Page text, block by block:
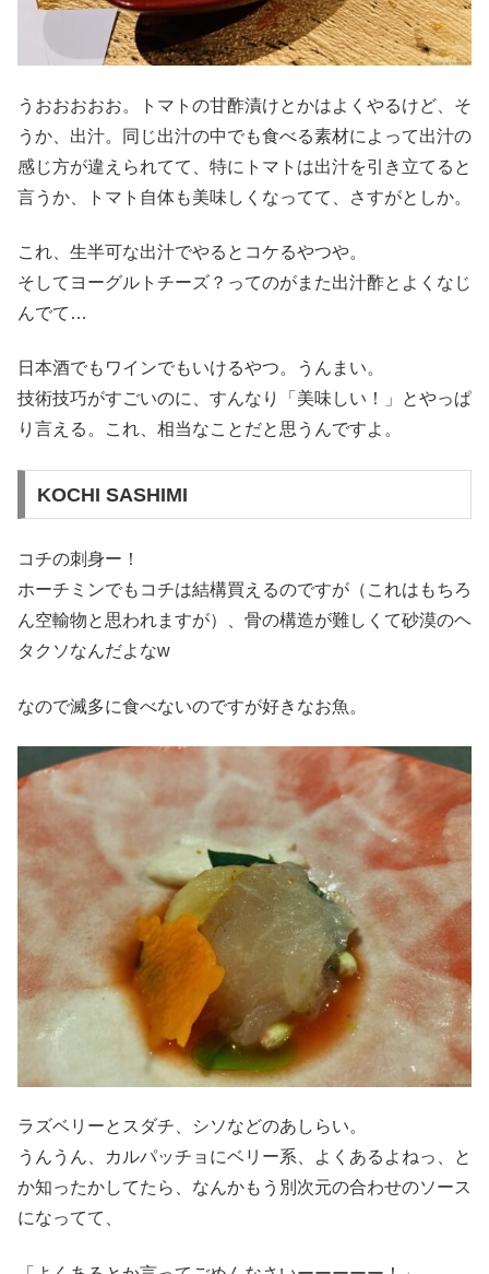
うおおおおお。トマトの甘酢漬けとかはよくやるけど、そ
うか、出汁。同じ出汁の中でも食べる素材によって出汁の
感じ方が違えられてて、特にトマトは出汁を引き立てると
言うか、トマト自体も美味しくなってて、さすがとしか。
これ、生半可な出汁でやるとコケるやつや。
そしてヨーグルトチーズ？ってのがまた出汁酢とよくなじ
んでて…
日本酒でもワインでもいけるやつ。うんまい。
技術技巧がすごいのに、すんなり「美味しい！」とやっぱ
り言える。これ、相当なことだと思うんですよ。
KOCHI SASHIMI
コチの刺身ー！
ホーチミンでもコチは結構買えるのですが（これはもちろ
ん空輸物と思われますが）、骨の構造が難しくて砂漠のヘ
タクソなんだよなw
なので滅多に食べないのですが好きなお魚。
ラズベリーとスダチ、シソなどのあしらい。
うんうん、カルパッチョにベリー系、よくあるよねっ、と
か知ったかしてたら、なんかもう別次元の合わせのソース
になってて、